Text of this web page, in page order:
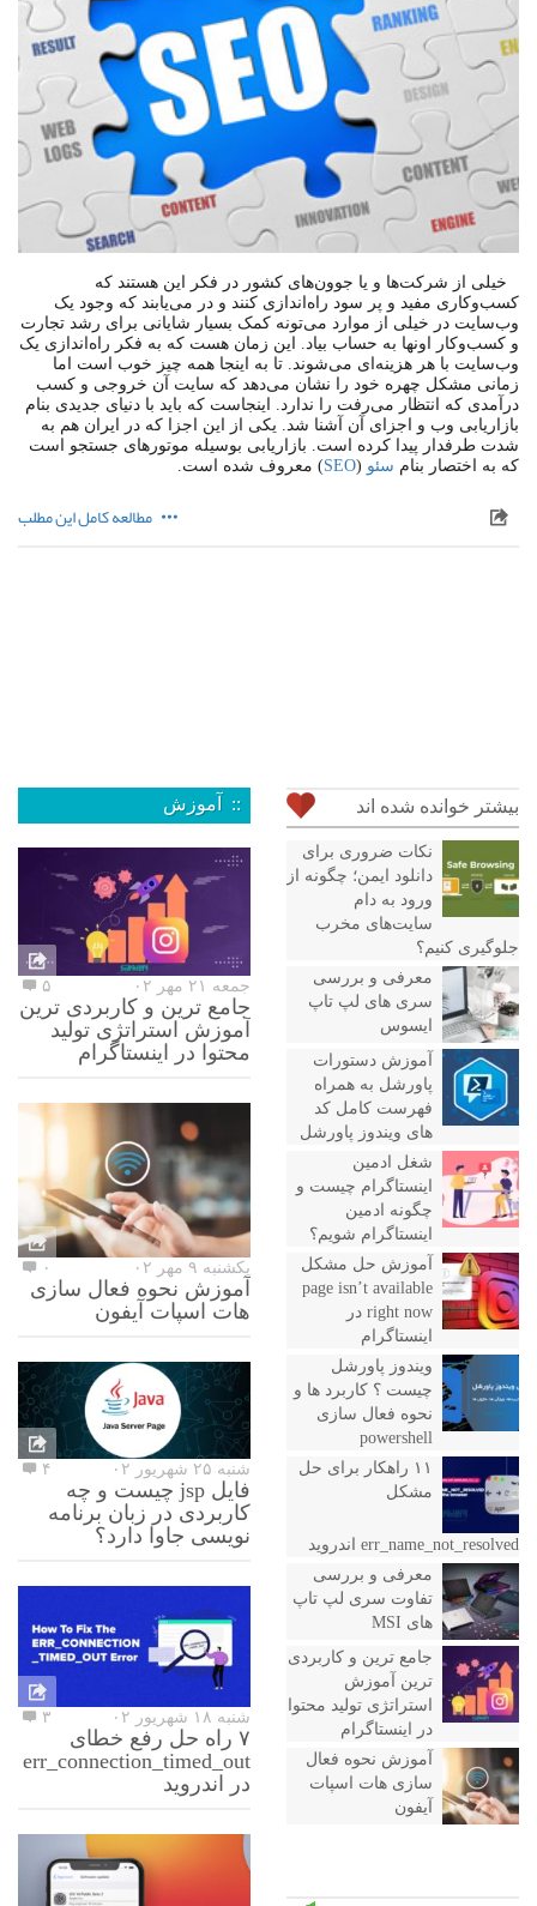
خیلی از شرکت‌ها و یا جوون‌های کشور در فکر این هستند که
کسب‌وکاری مفید و پر سود راه‌اندازی کنند و در می‌یابند که وجود یک
وب‌سایت در خیلی از موارد می‌تونه کمک بسیار شایانی برای رشد تجارت
و کسب‌وکار اونها به حساب بیاد. این زمان هست که به فکر راه‌اندازی یک
وب‌سایت با هر هزینه‌ای می‌شوند. تا به اینجا همه چیز خوب است اما
زمانی مشکل چهره خود را نشان می‌دهد که سایت آن خروجی و کسب
درآمدی که انتظار می‌رفت را ندارد. اینجاست که باید با دنیای جدیدی بنام
بازاریابی وب و اجزای آن آشنا شد. یکی از این اجزا که در ایران هم به
شدت طرفدار پیدا کرده است. بازاریابی بوسیله موتورهای جستجو است
که به اختصار بنام سئو (
SEO) معروف شده است.
مطالعه کامل این مطلب
بیشتر خوانده شده اند
نکات ضروری برای
دانلود ایمن؛ چگونه از
ورود به دام
سایت‌های مخرب
جلوگیری کنیم؟
معرفی و بررسی
سری های لپ تاپ
ایسوس
آموزش دستورات
پاورشل به همراه
فهرست کامل کد
های ویندوز پاورشل
شغل ادمین
اینستاگرام چیست و
چگونه ادمین
اینستاگرام شویم؟
آموزش حل مشکل
page isn’t available
right now در
اینستاگرام
ویندوز پاورشل
چیست ؟ کاربرد ها و
نحوه فعال سازی
powershell
۱۱ راهکار برای حل
مشکل
err_name_not_resolved اندروید
معرفی و بررسی
تفاوت سری لپ تاپ
های MSI
جامع ترین و کاربردی
ترین آموزش
استراتژی تولید محتوا
در اینستاگرام
آموزش نحوه فعال
سازی هات اسپات
آیفون
:: آموزش
جمعه ۲۱ مهر ۰۲ ۵
جامع ترین و کاربردی ترین
آموزش استراتژی تولید
محتوا در اینستاگرام
یکشنبه ۹ مهر ۰۲ ۰
آموزش نحوه فعال سازی
هات اسپات آیفون
شنبه ۲۵ شهریور ۰۲ ۴
فایل jsp چیست و چه
کاربردی در زبان برنامه
نویسی جاوا دارد؟
شنبه ۱۸ شهریور ۰۲ ۳
۷ راه حل رفع خطای
err_connection_timed_out
در اندروید